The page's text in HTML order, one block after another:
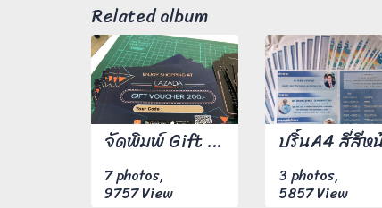
Related album
จัดพิมพ์ Gift Voucher ขนาด A6 พิมพ์ 4 สีหน้าหลัง กระดาษอาร์มันขนาด 210 แกรม งานพิมพ์สีสันสดใสคมชัดทุกตัวอักษร
7 photos,
9757 View
3 photos,
5857 View